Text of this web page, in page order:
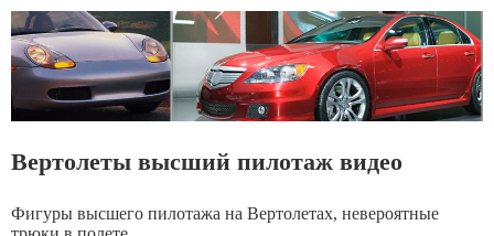
Вертолеты высший пилотаж видео
Фигуры высшего пилотажа на Вертолетах, невероятные